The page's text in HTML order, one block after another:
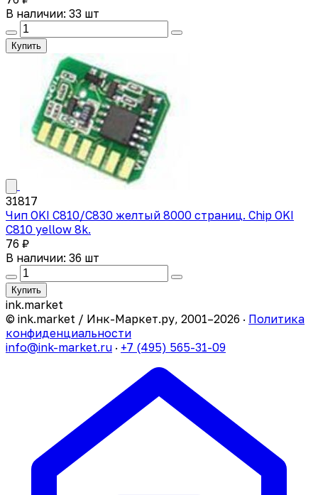
В наличии: 33 шт
Купить
31817
Чип OKI C810/C830 желтый 8000 страниц. Chip OKI
C810 yellow 8k.
76 ₽
В наличии: 36 шт
Купить
ink.market
© ink.market / Инк-Маркет.ру, 2001–2026 · Политика
конфиденциальности
info@ink-market.ru · +7 (495) 565-31-09